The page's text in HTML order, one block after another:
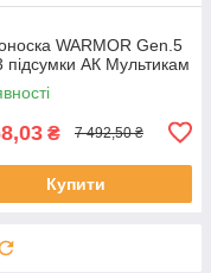
WARMOR Gen.5
підсумки АК Мультикам
₴ 7 492,50 ₴
Купити